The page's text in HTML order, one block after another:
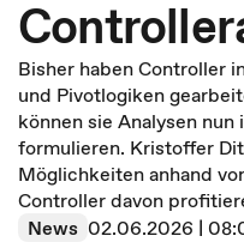
Bisher haben Controller
und Pivotlogiken
können sie Analysen
formulieren. Kristoffer
Möglichkeiten anhand
Controller davon
News 02.06.2026 |